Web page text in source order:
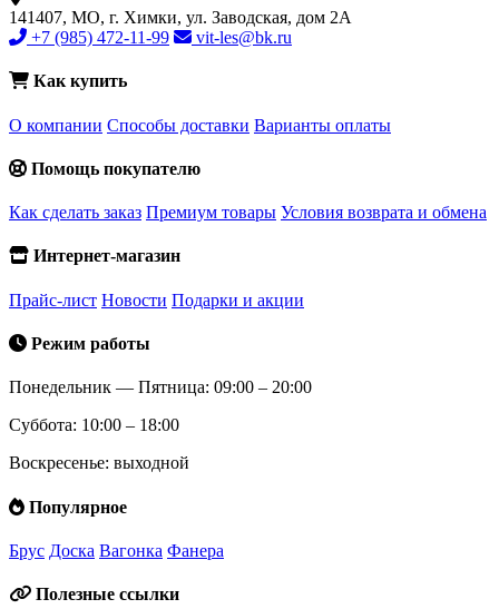
141407, МО, г. Химки, ул. Заводская, дом 2А
+7 (985) 472-11-99
vit-les@bk.ru
Как купить
О компании Способы доставки Варианты оплаты
Помощь покупателю
Как сделать заказ Премиум товары Условия возврата и обмена
Интернет-магазин
Прайс-лист Новости Подарки и акции
Режим работы
Понедельник — Пятница: 09:00 – 20:00
Суббота: 10:00 – 18:00
Воскресенье: выходной
Популярное
Брус Доска Вагонка Фанера
Полезные ссылки